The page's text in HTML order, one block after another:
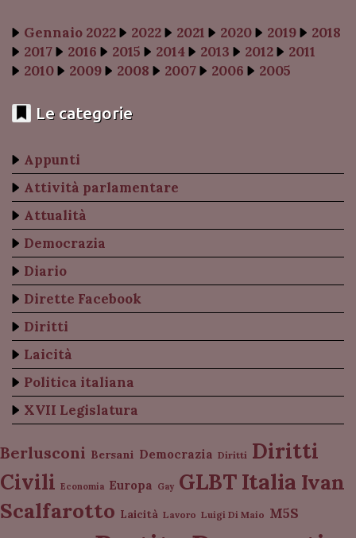
Gennaio 2022 2022 2021 2020 2019
2018
2017
2016 2015 2014 2013 2012
2011
2010
2009 2008 2007 2006 2005
Le categorie
Appunti
Attività parlamentare
Attualità
Democrazia
Diario
Dirette Facebook
Diritti
Laicità
Politica italiana
XVII Legislatura
Berlusconi Bersani Democrazia Diritti Diritti
Civili Economia Europa Gay GLBT Italia Ivan
Scalfarotto Laicità Lavoro Luigi Di Maio M5S